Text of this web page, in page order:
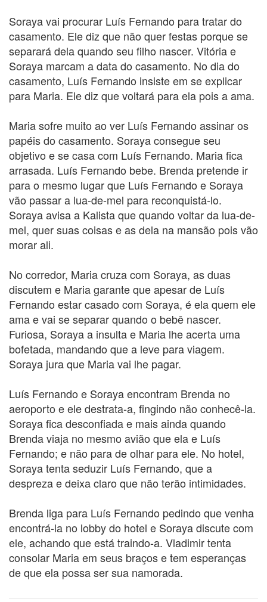
Soraya vai procurar Luís Fernando para tratar do
casamento. Ele diz que não quer festas porque se
separará dela quando seu filho nascer. Vitória e
Soraya marcam a data do casamento. No dia do
casamento, Luís Fernando insiste em se explicar
para Maria. Ele diz que voltará para ela pois a ama.
Maria sofre muito ao ver Luís Fernando assinar os
papéis do casamento. Soraya consegue seu
objetivo e se casa com Luís Fernando. Maria fica
arrasada. Luís Fernando bebe. Brenda pretende ir
para o mesmo lugar que Luís Fernando e Soraya
vão passar a lua-de-mel para reconquistá-lo.
Soraya avisa a Kalista que quando voltar da lua-de-
mel, quer suas coisas e as dela na mansão pois vão
morar ali.
No corredor, Maria cruza com Soraya, as duas
discutem e Maria garante que apesar de Luís
Fernando estar casado com Soraya, é ela quem ele
ama e vai se separar quando o bebê nascer.
Furiosa, Soraya a insulta e Maria lhe acerta uma
bofetada, mandando que a leve para viagem.
Soraya jura que Maria vai lhe pagar.
Luís Fernando e Soraya encontram Brenda no
aeroporto e ele destrata-a, fingindo não conhecê-la.
Soraya fica desconfiada e mais ainda quando
Brenda viaja no mesmo avião que ela e Luís
Fernando; e não para de olhar para ele. No hotel,
Soraya tenta seduzir Luís Fernando, que a
despreza e deixa claro que não terão intimidades.
Brenda liga para Luís Fernando pedindo que venha
encontrá-la no lobby do hotel e Soraya discute com
ele, achando que está traindo-a. Vladimir tenta
consolar Maria em seus braços e tem esperanças
de que ela possa ser sua namorada.